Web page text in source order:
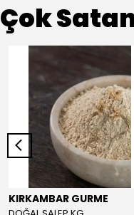
Çok
KIRKAMBAR GURME